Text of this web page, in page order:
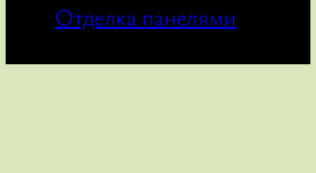
Отделка панелями